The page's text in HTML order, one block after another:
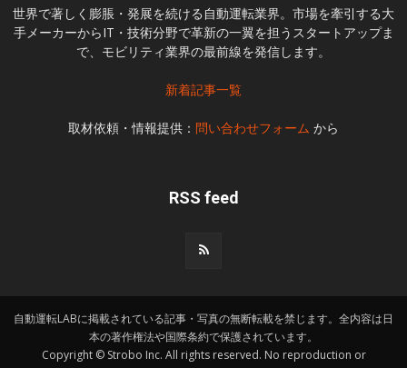
世界で著しく膨脹・発展を続ける自動運転業界。市場を牽引する大
手メーカーからIT・技術分野で革新の一翼を担うスタートアップま
で、モビリティ業界の最前線を発信します。
新着記事一覧
取材依頼・情報提供： 問い合わせフォーム から
RSS feed
自動運転LABに掲載されている記事・写真の無断転載を禁じます。全内容は日
本の著作権法や国際条約で保護されています。
Copyright © Strobo Inc. All rights reserved. No reproduction or